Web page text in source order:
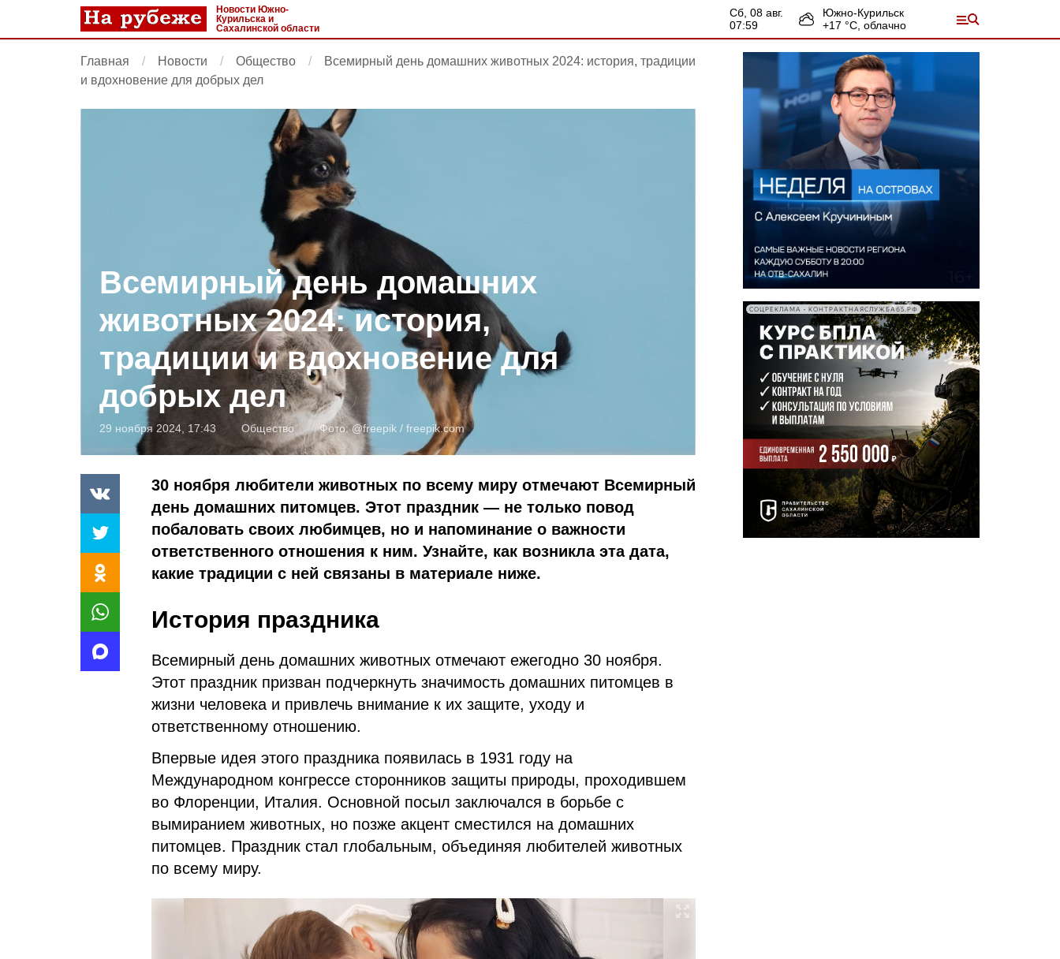
Новости Южно-
Курильска и
Сахалинской области
сб, 08 авг.
07:59
Южно-Курильск
+17 °С, облачно
Главная Новости Общество
Всемирный день домашних животных 2024: история, традиции
и вдохновение для добрых дел
Всемирный день домашних
животных 2024: история,
традиции и вдохновение для
добрых дел
29 ноября 2024, 17:43 Общество Фото:@freepik / freepik.com
30 ноября любители животных по всему миру отмечают Всемирный
день домашних питомцев. Этот праздник — не только повод
побаловать своих любимцев, но и напоминание о важности
ответственного отношения к ним. Узнайте, как возникла эта дата,
какие традиции с ней связаны в материале ниже.
История праздника
Всемирный день домашних животных отмечают ежегодно 30 ноября.
Этот праздник призван подчеркнуть значимость домашних питомцев в
жизни человека и привлечь внимание к их защите, уходу и
ответственному отношению.
Впервые идея этого праздника появилась в 1931 году на
Международном конгрессе сторонников защиты природы, проходившем
во Флоренции, Италия. Основной посыл заключался в борьбе с
вымиранием животных, но позже акцент сместился на домашних
питомцев. Праздник стал глобальным, объединяя любителей животных
по всему миру.
СОЦРЕКЛАМА • КОНТРАКТНАЯСЛУЖБА65.РФ